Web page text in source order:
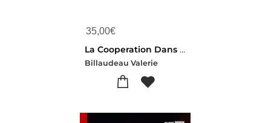
35,00€
La Cooperation Dans L'economie Sociale Et Solidaire - Un Potentiel Pour Les Realisations Documentair
Billaudeau Valerie